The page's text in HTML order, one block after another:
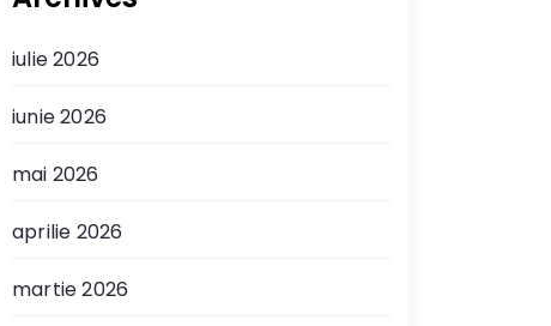
iulie 2026
iunie 2026
mai 2026
aprilie 2026
martie 2026